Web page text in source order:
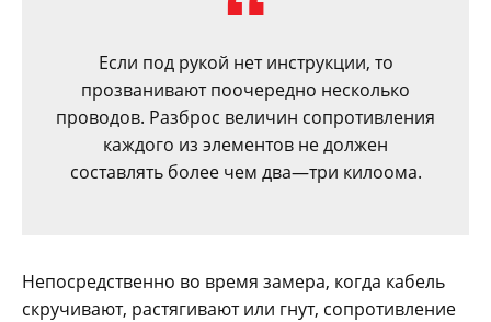
Если под рукой нет инструкции, то
прозванивают поочередно несколько
проводов. Разброс величин сопротивления
каждого из элементов не должен
составлять более чем два—три килоома.
Непосредственно во время замера, когда кабель
скручивают, растягивают или гнут, сопротивление